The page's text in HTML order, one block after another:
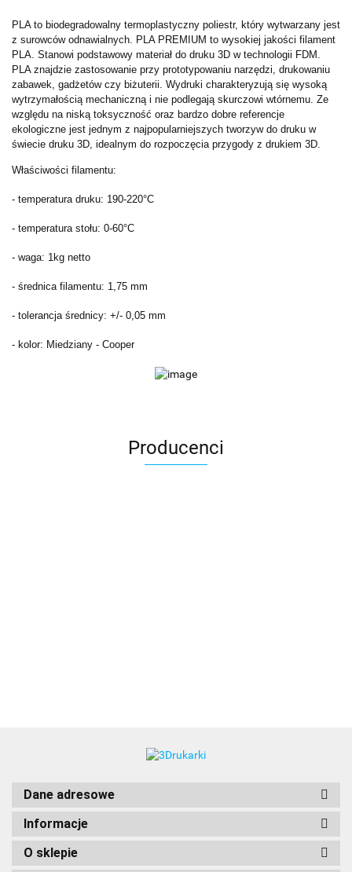
PLA to biodegradowalny termoplastyczny poliestr, który wytwarzany jest
z surowców odnawialnych. PLA PREMIUM to wysokiej jakości filament
PLA. Stanowi podstawowy materiał do druku 3D w technologii FDM.
PLA znajdzie zastosowanie przy prototypowaniu narzędzi, drukowaniu
zabawek, gadżetów czy biżuterii. Wydruki charakteryzują się wysoką
wytrzymałością mechaniczną i nie podlegają skurczowi wtórnemu. Ze
względu na niską toksyczność oraz bardzo dobre referencje
ekologiczne jest jednym z najpopularniejszych tworzyw do druku w
świecie druku 3D, idealnym do rozpoczęcia przygody z drukiem 3D.
Właściwości filamentu:
- temperatura druku: 190-220°C
- temperatura stołu: 0-60°C
- waga: 1kg netto
- średnica filamentu: 1,75 mm
- tolerancja średnicy: +/- 0,05 mm
- kolor: Miedziany - Cooper
Producenci
Dane adresowe
Informacje
O sklepie